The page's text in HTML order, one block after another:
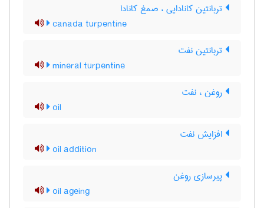
تربانتین کانادایی ، صمغ کانادا
canada turpentine
تربانتین نفت
mineral turpentine
روغن ، نفت
oil
افزایش نفت
oil addition
پیرسازی روغن
oil ageing